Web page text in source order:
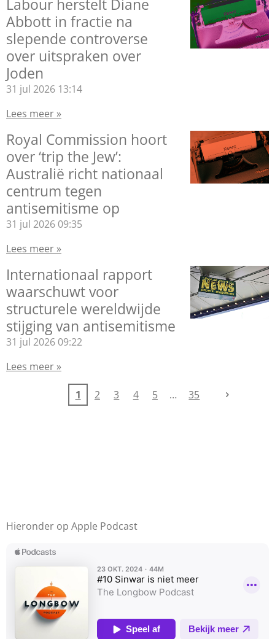
Labour herstelt Diane
Abbott in fractie na
slepende controverse
over uitspraken over
Joden
31 jul 2026 13:14
Lees meer »
Royal Commission hoort
over ‘trip the Jew’:
Australië richt nationaal
centrum tegen
antisemitisme op
31 jul 2026 09:35
Lees meer »
Internationaal rapport
waarschuwt voor
structurele wereldwijde
stijging van antisemitisme
31 jul 2026 09:22
Lees meer »
1 2 3 4 5 35
Hieronder op Apple Podcast